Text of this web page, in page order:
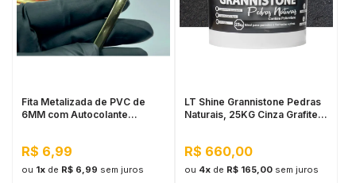
Fita Metalizada de PVC de
6MM com Autocolante
R$ 6,99
ou 1xde R$ 6,99 sem juros
LT Shine Grannistone Pedras
Naturais, 25KG Cinza Grafite -
R$ 660,00
ou 4xde R$ 165,00 sem juros